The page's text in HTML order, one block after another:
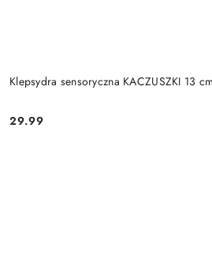
Klepsydra sensoryczna KACZUSZKI 13
Cena:
29.99